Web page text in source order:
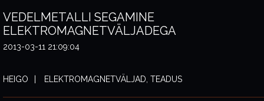
VEDELMETALLI SEGAMINE
ELEKTROMAGNETVÄLJADEGA
2013-03-11 21:09:04
HEIGO ELEKTROMAGNETVÄLJAD, TEADUS